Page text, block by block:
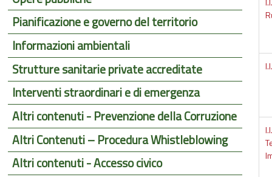
Pianificazione e governo del territorio
Informazioni ambientali
Strutture sanitarie private accreditate
Interventi straordinari e di emergenza
Altri contenuti - Prevenzione della Corruzione
Altri Contenuti – Procedura Whistleblowing
Altri contenuti - Accesso civico